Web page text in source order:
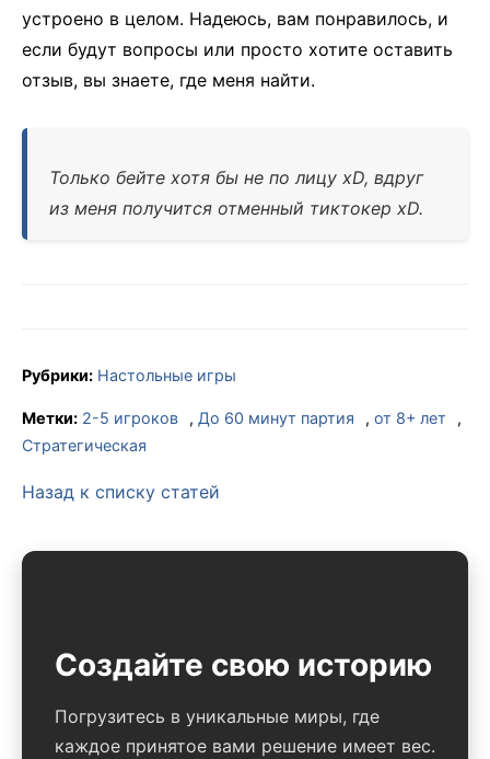
устроено в целом. Надеюсь, вам понравилось, и
если будут вопросы или просто хотите оставить
отзыв, вы знаете, где меня найти.
Только бейте хотя бы не по лицу xD, вдруг
из меня получится отменный тиктокер xD.
Рубрики: Настольные игры
Метки: 2-5 игроков , До 60 минут партия , от 8+ лет
,
Стратегическая
Назад к списку статей
Создайте свою историю
Погрузитесь в уникальные миры, где
каждое принятое вами решение имеет вес.